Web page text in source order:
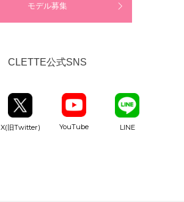
モデル募集
CLETTE公式SNS
X(旧Twitter) YouTube LINE